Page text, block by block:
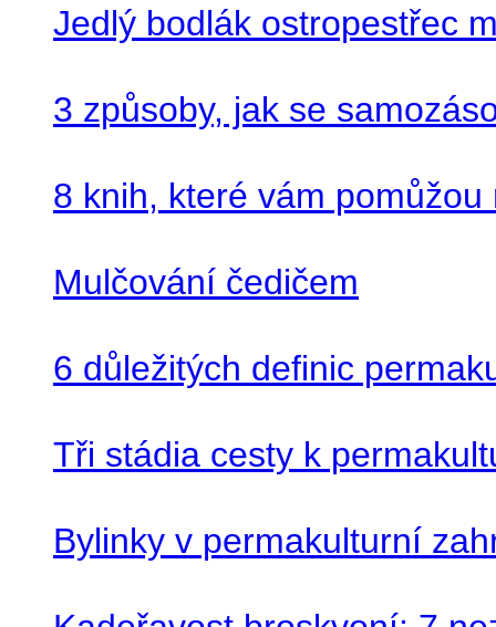
Jedlý bodlák ostropestřec
3 způsoby, jak se
8 knih, které vám
Mulčování čedičem
6 důležitých definic
Tři stádia cesty k
Bylinky v permakulturní